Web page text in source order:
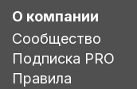
О компании
Сообщество
Подписка PRO
Правила